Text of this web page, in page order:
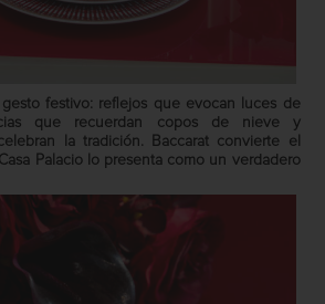
festivo: reflejos que evocan luces de
que recuerdan copos de nieve y
la tradición. Baccarat convierte el
Palacio lo presenta como un verdadero